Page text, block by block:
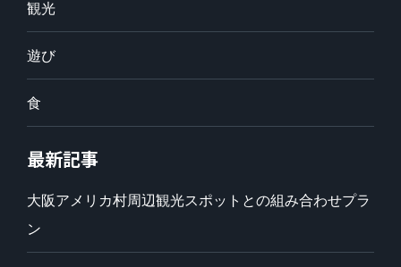
観光
遊び
食
最新記事
大阪アメリカ村周辺観光スポットとの組み合わせプラ
ン